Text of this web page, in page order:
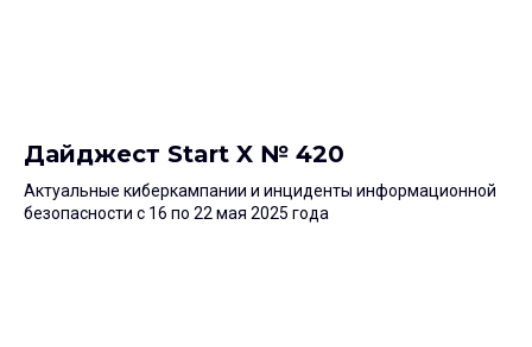
Дайджест Start X № 420
Актуальные киберкампании и инциденты информационной
безопасности с 16 по 22 мая 2025 года